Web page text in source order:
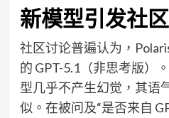
新模型引发社
社区讨论普遍认为，
的 GPT-5.1（非思考版）
型几乎不产生幻觉，其语
似。在被问及“是否来自